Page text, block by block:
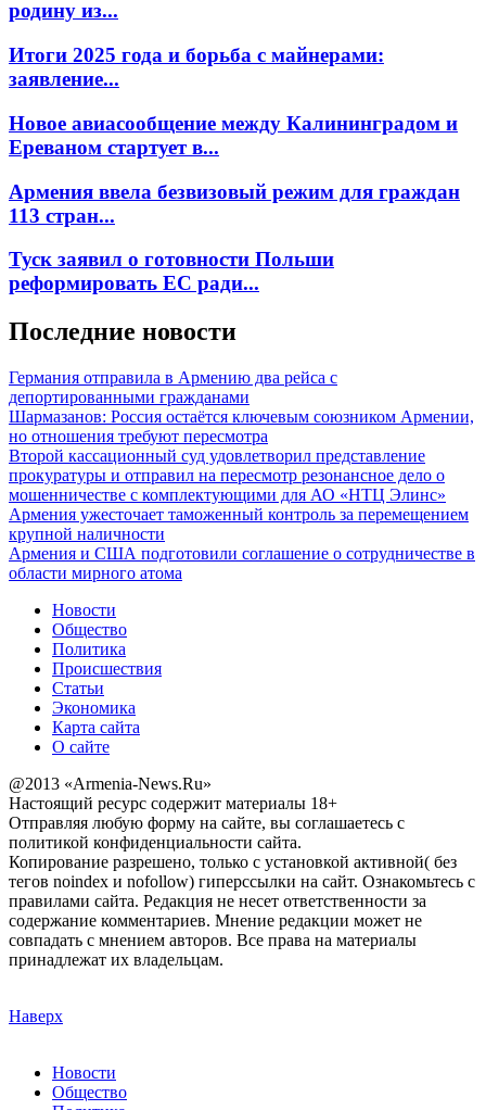
родину из...
Итоги 2025 года и борьба с майнерами:
заявление...
Новое авиасообщение между Калининградом и
Ереваном стартует в...
Армения ввела безвизовый режим для граждан
113 стран...
Туск заявил о готовности Польши
реформировать ЕС ради...
Последние новости
Германия отправила в Армению два рейса с
депортированными гражданами
Шармазанов: Россия остаётся ключевым союзником Армении,
но отношения требуют пересмотра
Второй кассационный суд удовлетворил представление
прокуратуры и отправил на пересмотр резонансное дело о
мошенничестве с комплектующими для АО «НТЦ Элинс»
Армения ужесточает таможенный контроль за перемещением
крупной наличности
Армения и США подготовили соглашение о сотрудничестве в
области мирного атома
Новости
Общество
Политика
Происшествия
Статьи
Экономика
Карта сайта
О сайте
@2013 «Armenia-News.Ru»
Настоящий ресурс содержит материалы 18+
Отправляя любую форму на сайте, вы соглашаетесь с
политикой конфиденциальности сайта.
Копирование разрешено, только с установкой активной( без
тегов noindex и nofollow) гиперссылки на сайт. Ознакомьтесь с
правилами сайта. Редакция не несет ответственности за
содержание комментариев. Мнение редакции может не
совпадать с мнением авторов. Все права на материалы
принадлежат их владельцам.
Наверх
Новости
Общество